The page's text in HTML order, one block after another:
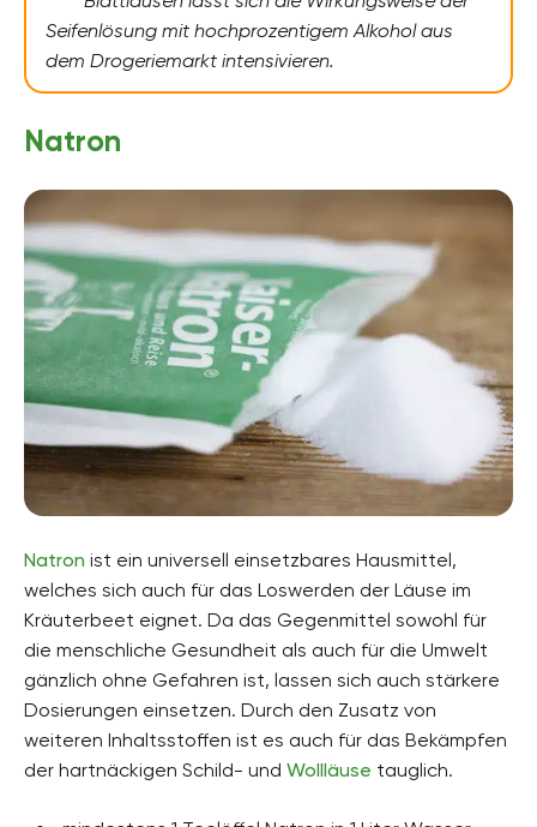
Seifenlösung mit hochprozentigem Alkohol aus
dem Drogeriemarkt intensivieren.
Natron
Natron ist ein universell einsetzbares Hausmittel,
welches sich auch für das Loswerden der Läuse im
Kräuterbeet eignet. Da das Gegenmittel sowohl für
die menschliche Gesundheit als auch für die Umwelt
gänzlich ohne Gefahren ist, lassen sich auch stärkere
Dosierungen einsetzen. Durch den Zusatz von
weiteren Inhaltsstoffen ist es auch für das Bekämpfen
der hartnäckigen Schild- und Wollläuse tauglich.